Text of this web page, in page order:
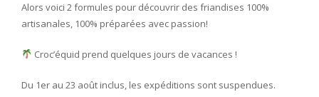
Alors voici 2 formules pour découvrir des friandises 100%
artisanales, 100% préparées avec passion!
Croc’équid prend quelques jours de vacances !
Du 1er au 23 août inclus, les expéditions sont suspendues.